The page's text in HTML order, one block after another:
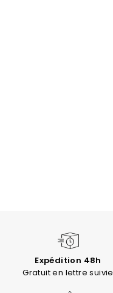
Expédition 48h
Gratuit en lettre suivie